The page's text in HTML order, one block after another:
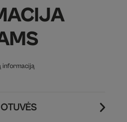
informaciją